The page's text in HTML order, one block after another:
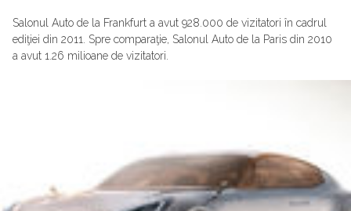
Salonul Auto de la Frankfurt a avut 928.000 de vizitatori în cadrul
ediţiei din 2011. Spre comparaţie, Salonul Auto de la Paris din 2010
a avut 1.26 milioane de vizitatori.